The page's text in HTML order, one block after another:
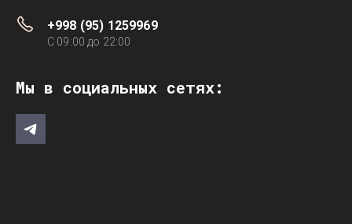
+998 (95) 1259969
C 09:00 до 22:00
Мы в социальных сетях: